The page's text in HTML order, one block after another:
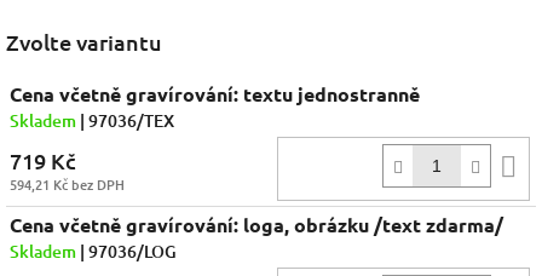
Zvolte variantu
Cena včetně gravírování: textu jednostranně
Skladem | 97036/TEX
719 Kč
594,21 Kč bez DPH
Cena včetně gravírování: loga, obrázku /text zdarma/
Skladem | 97036/LOG